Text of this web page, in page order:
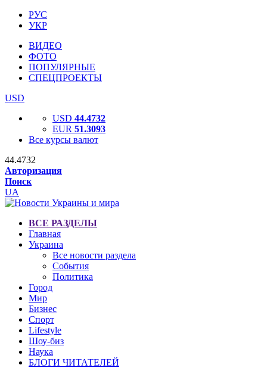
РУС
УКР
ВИДЕО
ФОТО
ПОПУЛЯРНЫЕ
СПЕЦПРОЕКТЫ
USD
USD 44.4732
EUR 51.3093
Все курсы валют
44.4732
Авторизация
Поиск
UA
ВСЕ РАЗДЕЛЫ
Главная
Украина
Все новости раздела
События
Политика
Город
Мир
Бизнес
Спорт
Lifestyle
Шоу-биз
Наука
БЛОГИ ЧИТАТЕЛЕЙ